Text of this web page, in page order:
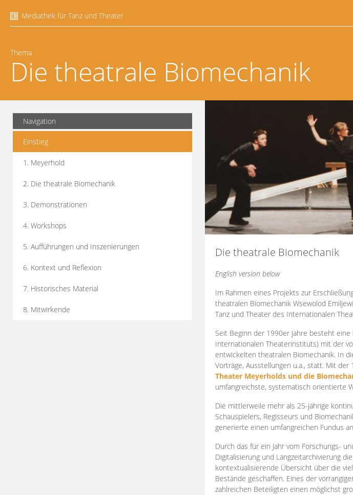
Mediathek für Tanz und Theater
Thema
Die theatrale Biomechanik
Navigation
Einstieg
1. Meyerhold
2. Die theatrale Biomechanik
3. Demonstrationen
4. Workshops
5. Aufführungen und Inszenierungen
6. Kontext und Reflexion
7. Historisches Material
8. Mitwirkende
Die theatrale Biomechanik
English version below
Im Rahmen eines Projekts zur
theatralen Biomechanik Wsewolod
Tanz und Theater des Internationalen
Seit Beginn der 1990er Jahre besteht
Internationalen Theaterinstituts) mit der
entwickelten theatralen Biomechanik. In
Vorträge, Ausstellungen u.a., statt. Mit der
Theater Meyerholds und die
umfangreichste, systematisch orientierte
Die mittlerweile mehr als 25-jährige
Schauspielers, Regisseurs und
generierte einen umfangreichen Fundus
Durch das für ein Jahr vom Forschungs-
Digitalisierung und Langzeitarchivierung
kontextualisierende Übersicht über die
Bestände geschaffen. Eines der
zahlreichen Beteiligten einen möglichst